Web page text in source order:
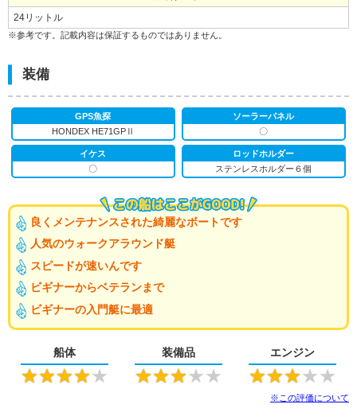
24リットル
※参考です。記載内容は保証するものではありません。
装備
GPS魚探
HONDEX HE71GPⅡ
ソーラーパネル
〇
イケス
〇
ロッドホルダー
ステンレスホルダー６個
良くメンテナンスされた綺麗なボートです
人気のウォークアラウンド艇
スピードが速いんです
ビギナーからベテランまで
ビギナーの入門艇に最適
船体
★★★★★
装備品
★★★★★
エンジン
★★★★★
※この評価について